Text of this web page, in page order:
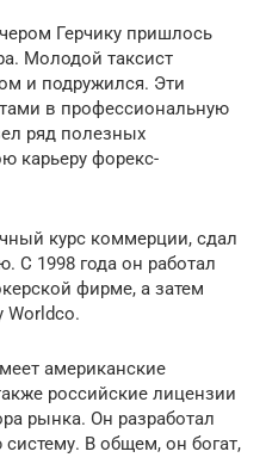
Герчику пришлось
Молодой таксист
и подружился. Эти
в профессиональную
ряд полезных
карьеру форекс-
курс коммерции, сдал
С 1998 года он работал
фирме, а затем
Worldco.
американские
российские лицензии
рынка. Он разработал
В общем, он богат,